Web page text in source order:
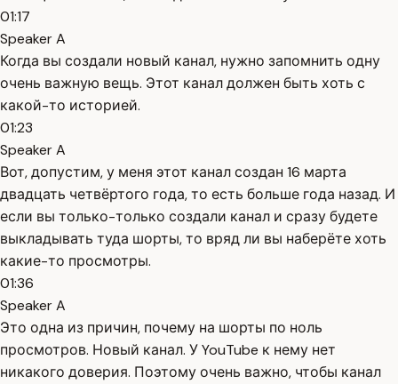
01:17
Speaker A
Когда вы создали новый канал, нужно запомнить одну
очень важную вещь. Этот канал должен быть хоть с
какой-то историей.
01:23
Speaker A
Вот, допустим, у меня этот канал создан 16 марта
двадцать четвёртого года, то есть больше года назад. И
если вы только-только создали канал и сразу будете
выкладывать туда шорты, то вряд ли вы наберёте хоть
какие-то просмотры.
01:36
Speaker A
Это одна из причин, почему на шорты по ноль
просмотров. Новый канал. У YouTube к нему нет
никакого доверия. Поэтому очень важно, чтобы канал